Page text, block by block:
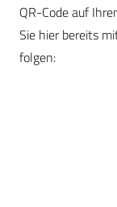
QR-Code auf
Sie hier bereits
folgen: